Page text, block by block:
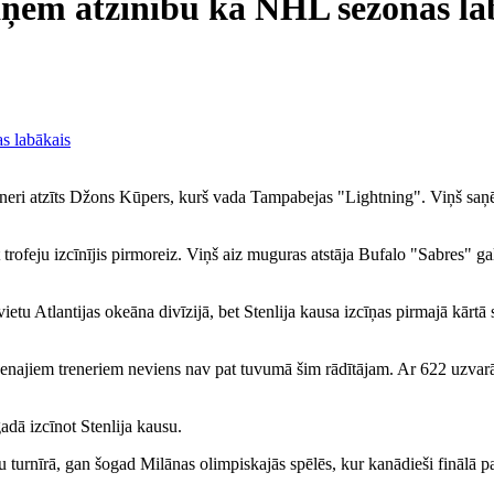
atzinību kā NHL sezonas
atzīts Džons Kūpers, kurš vada Tampabejas "Lightning". Viņš
izcīnījis pirmoreiz. Viņš aiz muguras atstāja Bufalo "Sabres"
Atlantijas okeāna divīzijā, bet Stenlija kausa izcīņas pirmajā kārtā
treneriem neviens nav pat tuvumā šim rādītājam. Ar 622
izcīnot Stenlija kausu.
gan šogad Milānas olimpiskajās spēlēs, kur kanādieši finālā